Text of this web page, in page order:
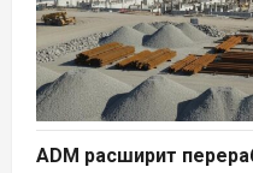
ADM расширит